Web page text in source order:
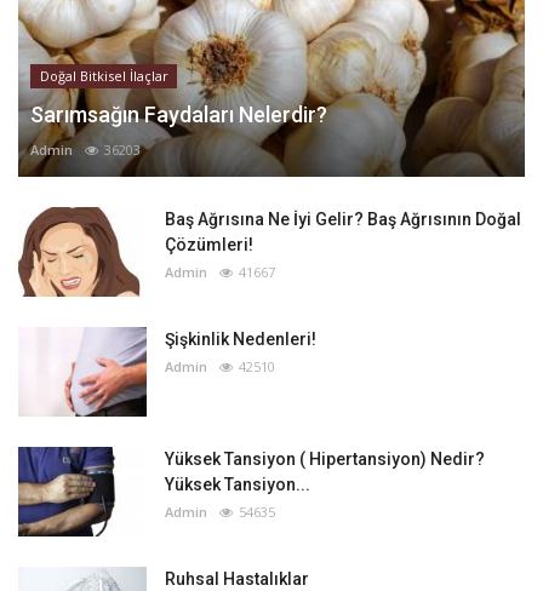
Doğal Bitkisel İlaçlar
Sarımsağın Faydaları Nelerdir?
Admin 36203
Baş Ağrısına Ne İyi Gelir? Baş Ağrısının Doğal
Çözümleri!
Admin 41667
Şişkinlik Nedenleri!
Admin 42510
Yüksek Tansiyon ( Hipertansiyon) Nedir?
Yüksek Tansiyon...
Admin 54635
Ruhsal Hastalıklar